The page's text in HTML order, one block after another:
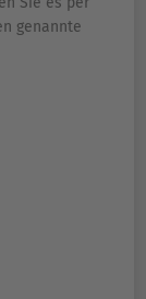
genannte